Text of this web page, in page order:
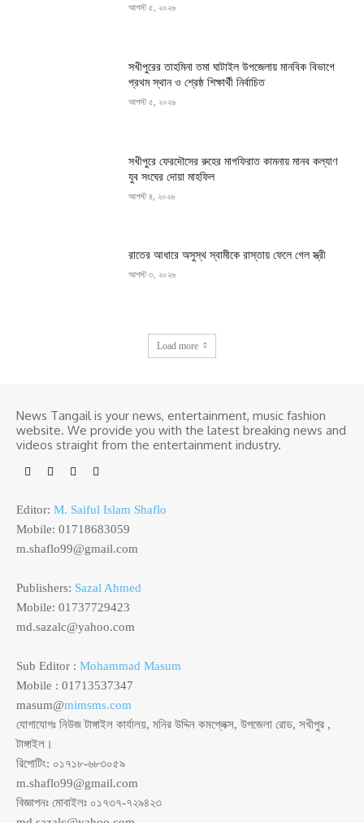
আগস্ট ৫, ২০২৬
সখীপুরের তাহমিনা তমা ঘাটাইল উপজেলায় মানবিক বিভাগে
প্রথম স্থান ও শ্রেষ্ঠ শিক্ষার্থী নির্বাচিত
আগস্ট ৫, ২০২৬
সখীপুরে ফেরদৌসের রুহের মাগফিরাত কামনায় মানব কল্যাণ
যুব সংঘের দোয়া মাহফিল
আগস্ট ৪, ২০২৬
রাতের আধারে অসুস্থ স্বামীকে রাস্তায় ফেলে গেল স্ত্রী
আগস্ট ৩, ২০২৬
Load more
News Tangail is your news, entertainment, music fashion
website. We provide you with the latest breaking news and
videos straight from the entertainment industry.
Editor: M. Saiful Islam Shaflo
Mobile: 01718683059
m.shaflo99@gmail.com
Publishers: Sazal Ahmed
Mobile: 01737729423
md.sazalc@yahoo.com
Sub Editor : Mohammad Masum
Mobile : 01713537347
masum@mimsms.com
যোগাযোগঃ নিউজ টাঙ্গাইল কার্যালয়, মনির উদ্দিন কমপ্লেক্স, উপজেলা রোড, সখীপুর ,
টাঙ্গাইল।
রিপোটিং: ০১৭১৮-৬৮৩০৫৯
m.shaflo99@gmail.com
বিজ্ঞাপনঃ মোবাইলঃ ০১৭৩৭-৭২৯৪২৩